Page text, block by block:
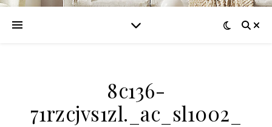
8c136-
71rzcjvs1zl._ac_sl1002_